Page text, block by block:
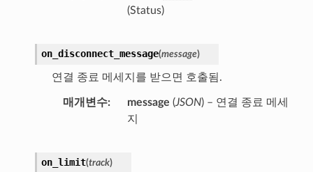
(Status)
on_disconnect_message(message)
연결 종료 메세지를 받으면 호출됨.
매개변수 message (JSON) – 연결 종료 메세
지
on_limit(track)